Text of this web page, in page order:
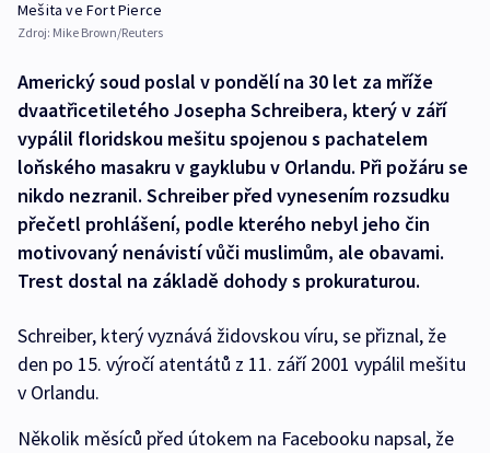
Mešita ve Fort Pierce
Zdroj: Mike Brown/Reuters
Americký soud poslal v pondělí na 30 let za mříže
dvaatřicetiletého Josepha Schreibera, který v září
vypálil floridskou mešitu spojenou s pachatelem
loňského masakru v gayklubu v Orlandu. Při požáru se
nikdo nezranil. Schreiber před vynesením rozsudku
přečetl prohlášení, podle kterého nebyl jeho čin
motivovaný nenávistí vůči muslimům, ale obavami.
Trest dostal na základě dohody s prokuraturou.
Schreiber, který vyznává židovskou víru, se přiznal, že
den po 15. výročí atentátů z 11. září 2001 vypálil mešitu
v Orlandu.
Několik měsíců před útokem na Facebooku napsal, že